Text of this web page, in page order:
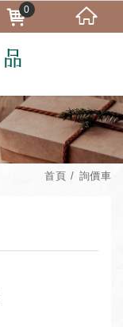
首頁 詢價車
0